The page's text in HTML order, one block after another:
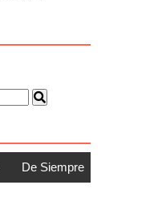
De Siempre